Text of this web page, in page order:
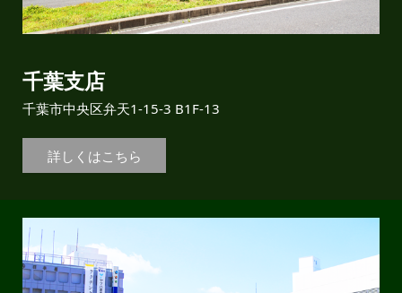
千葉支店
千葉市中央区弁天1-15-3 B1F-13
詳しくはこちら